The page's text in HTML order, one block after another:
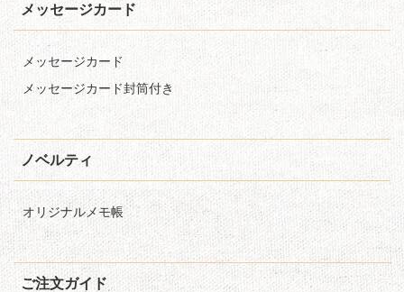
メッセージカード
メッセージカード
メッセージカード封筒付き
ノベルティ
オリジナルメモ帳
ご注文ガイド